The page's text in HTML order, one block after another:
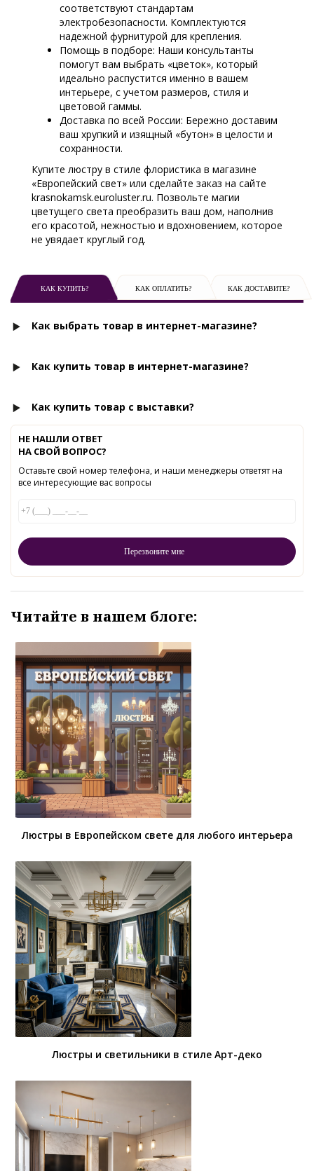
соответствуют стандартам
электробезопасности. Комплектуются
надежной фурнитурой для крепления.
Помощь в подборе: Наши консультанты
помогут вам выбрать «цветок», который
идеально распустится именно в вашем
интерьере, с учетом размеров, стиля и
цветовой гаммы.
Доставка по всей России: Бережно доставим
ваш хрупкий и изящный «бутон» в целости и
сохранности.
Купите люстру в стиле флористика в магазине
«Европейский свет» или сделайте заказ на сайте
krasnokamsk.euroluster.ru. Позвольте магии
цветущего света преобразить ваш дом, наполнив
его красотой, нежностью и вдохновением, которое
не увядает круглый год.
КАК КУПИТЬ? КАК ОПЛАТИТЬ? КАК ДОСТАВИТЕ?
Как выбрать товар в интернет-магазине?
Как купить товар в интернет-магазине?
Как купить товар с выставки?
НЕ НАШЛИ ОТВЕТ
НА СВОЙ ВОПРОС?
Оставьте свой номер телефона, и наши менеджеры ответят на
все интересующие вас вопросы
Читайте в нашем блоге:
Люстры в Европейском свете для любого интерьера
Люстры и светильники в стиле Арт-деко